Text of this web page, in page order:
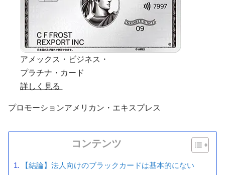
アメックス・ビジネス・
プラチナ・カード
詳しく見る
プロモーションアメリカン・エキスプレス
コンテンツ
【結論】法人向けのブラックカードは基本的にない